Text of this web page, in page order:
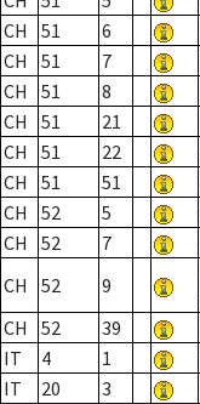
CH
51 6
CH
51 7
CH
51 8
CH
51 21
CH
51 22
CH
51 51
CH
52 5
CH
52 7
CH
52 9
CH
52 39
IT
4 1
IT
20 3